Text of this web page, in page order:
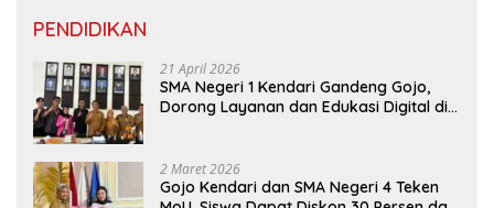
PENDIDIKAN
21 April 2026
SMA Negeri 1 Kendari Gandeng Gojo,
Dorong Layanan dan Edukasi Digital di
2 Maret 2026
Gojo Kendari dan SMA Negeri 4 Teken